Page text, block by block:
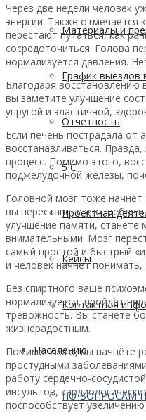
Материалы и
График
Отчетность
5 С
Проектная
Кейсы
Контактная
Населению
ПО ВОПРОСАМ
Через две недели человек
энергии. Также отмечается
перестают путаться, как
сосредоточиться. Голова
нормализуется давления.
Благодаря восстановлению
вы заметите улучшение
упругой и эластичной,
Если печень пострадала от
восстанавливаться.
процесс. Помимо этого,
поджелудочной железы,
Головной мозг тоже начнёт
вы перестанете
улучшение памяти,
внимательными. Мозг
самый простой и быстрый
и человек начнёт понимать,
Без спиртного ваше
нормализуется, пройдёт
тревожность. Вы станете
жизнерадостным.
Помимо этого, вы начнёте
простудными
работу сердечно-
инсультов,
поспособствует